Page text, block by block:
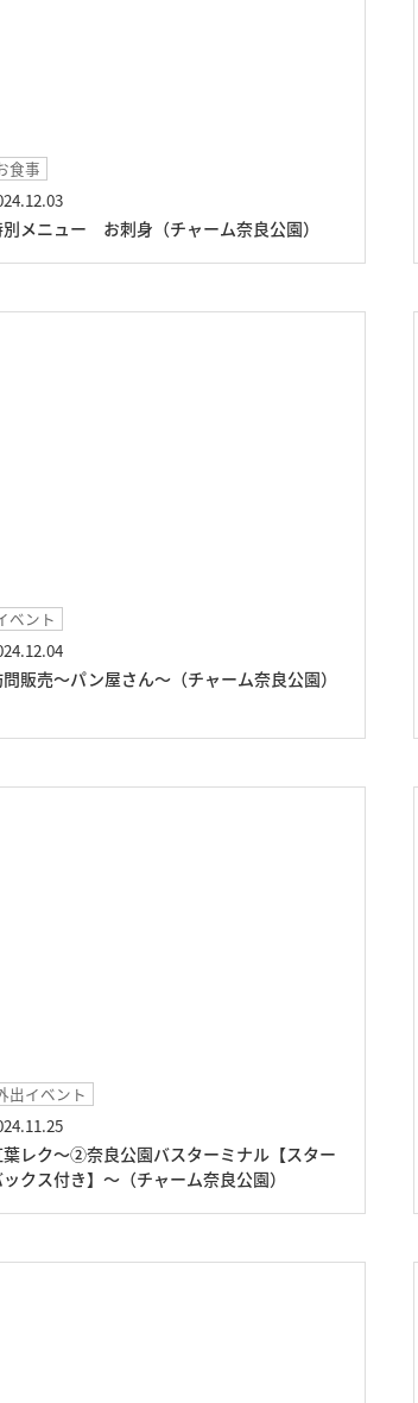
食事
メニュー お刺身（チャーム奈良公園）
ベント
販売～パン屋さん～（チャーム奈良公園）
出イベント
レク～②奈良公園バスターミナル【スター
ックス付き】～（チャーム奈良公園）